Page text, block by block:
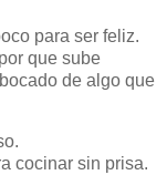
para ser feliz.
que sube
de algo que
cocinar sin prisa.